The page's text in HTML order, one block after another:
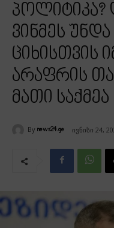
პოლიტიკა?
ვინმეს
ციხისთვის
არაფრის
მათი საქმეა
By news24.ge ივნისი 24,